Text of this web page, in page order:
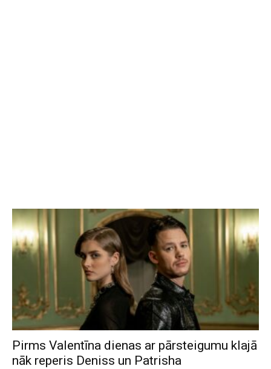
Pirms Valentīna dienas ar pārsteigumu klajā
nāk reperis Deniss un Patrisha